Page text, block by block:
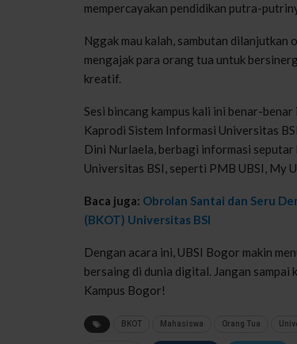
mempercayakan pendidikan putra-
Nggak mau kalah, sambutan dilanjutkan
mengajak para orang tua untuk
kreatif.
Sesi bincang kampus kali ini benar-
Kaprodi Sistem Informasi Universitas
Dini Nurlaela, berbagi informasi seputar
Universitas BSI, seperti PMB UBSI, My
Baca juga: Obrolan Santai dan Seru
(BKOT) Universitas BSI
Dengan acara ini, UBSI Bogor makin
bersaing di dunia digital. Jangan
Kampus Bogor!
BKOT Mahasiswa Orang Tua